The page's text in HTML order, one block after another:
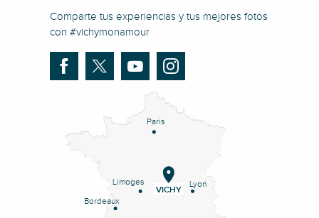
Comparte tus experiencias y tus mejores fotos
con #vichymonamour
Paris
Lyon
Limoges
Bordeaux
VICHY